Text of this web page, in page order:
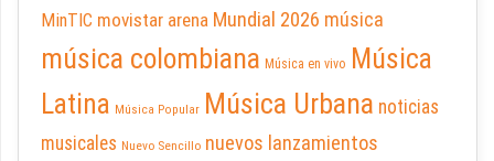
MinTIC movistar arena Mundial 2026 música
música colombiana Música en vivo Música
Latina Música Popular Música Urbana noticias
musicales Nuevo Sencillo nuevos lanzamientos